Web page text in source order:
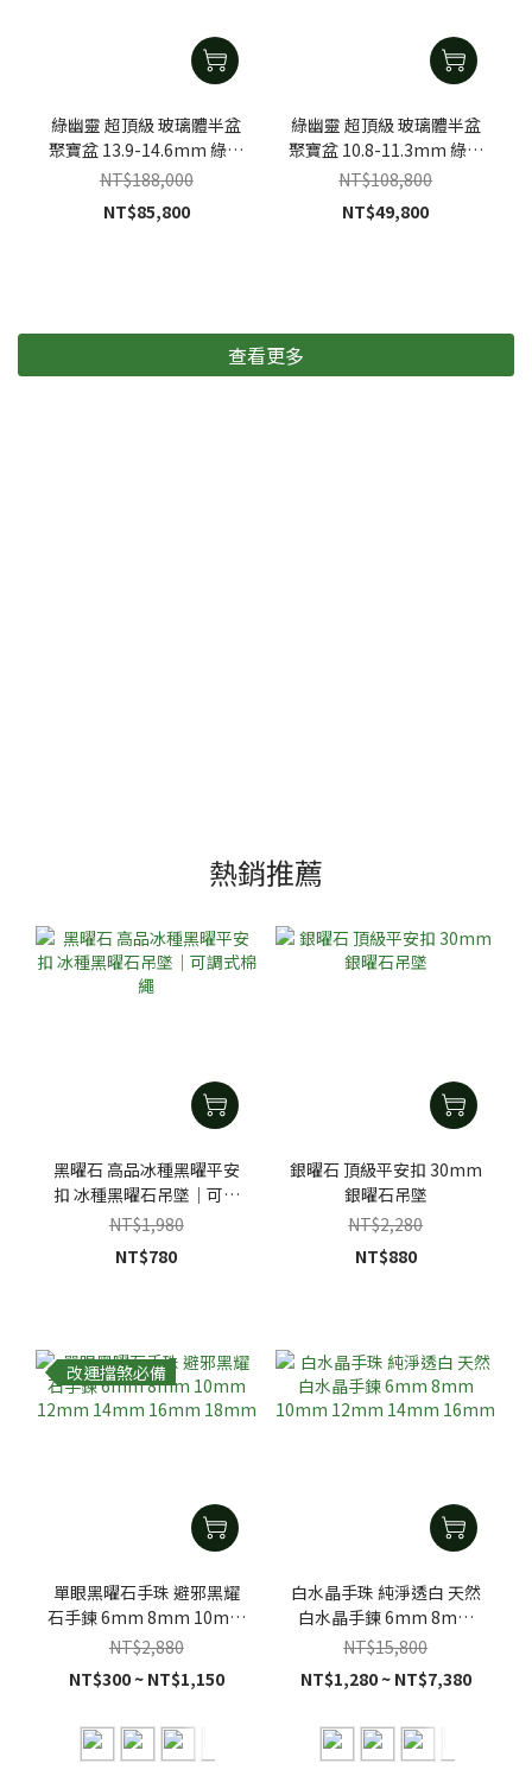
綠幽靈 超頂級 玻璃體半盆
聚寶盆 13.9-14.6mm 綠幽
靈手珠
NT$188,000
NT$85,800
綠幽靈 超頂級 玻璃體半盆
聚寶盆 10.8-11.3mm 綠幽
靈手珠
NT$108,800
NT$49,800
查看更多
熱銷推薦
黑曜石 高品冰種黑曜平安
扣 冰種黑曜石吊墜｜可調
式棉繩
NT$1,980
NT$780
銀曜石 頂級平安扣 30mm
銀曜石吊墜
NT$2,280
NT$880
改運擋煞必備
單眼黑曜石手珠 避邪黑耀
石手鍊 6mm 8mm 10mm
12mm 14mm 16mm
NT$2,880
NT$300 ~ NT$1,150
白水晶手珠 純淨透白 天然
白水晶手鍊 6mm 8mm
10mm 12mm 14mm
NT$15,800
NT$1,280 ~ NT$7,380